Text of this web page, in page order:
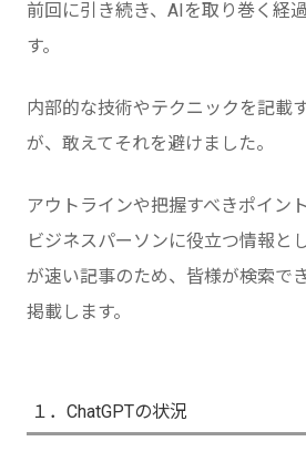
前回に引き続き、AIを取り巻く経
す。
内部的な技術やテクニックを記載
が、敢えてそれを避けました。
アウトラインや把握すべきポイン
ビジネスパーソンに役立つ情報と
が速い記事のため、皆様が検索で
掲載します。
１．ChatGPTの状況